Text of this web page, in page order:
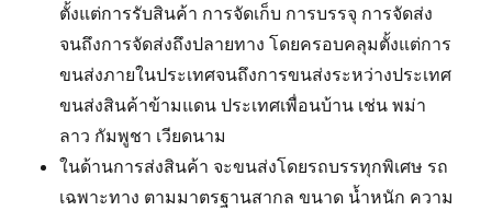
ตั้งแต่การรับสินค้า การจัดเก็บ การบรรจุ การจัดส่ง
จนถึงการจัดส่งถึงปลายทาง โดยครอบคลุมตั้งแต่การ
ขนส่งภายในประเทศจนถึงการขนส่งระหว่างประเทศ
ขนส่งสินค้าข้ามแดน ประเทศเพื่อนบ้าน เช่น พม่า
ลาว กัมพูชา เวียดนาม
ในด้านการส่งสินค้า จะขนส่งโดยรถบรรทุกพิเศษ รถ
เฉพาะทาง ตามมาตรฐานสากล ขนาด น้ำหนัก ความ